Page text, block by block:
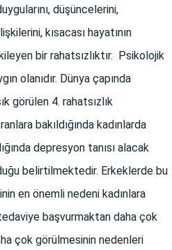
düşüncelerini,
kısacası hayatının
bir rahatsızlıktır. Psikolojik
olanıdır. Dünya çapında
görülen 4. rahatsızlık
bakıldığında kadınlarda
depresyon tanısı alacak
belirtilmektedir. Erkeklerde bu
en önemli nedeni kadınlara
başvurmaktan daha çok
çok görülmesinin nedenleri